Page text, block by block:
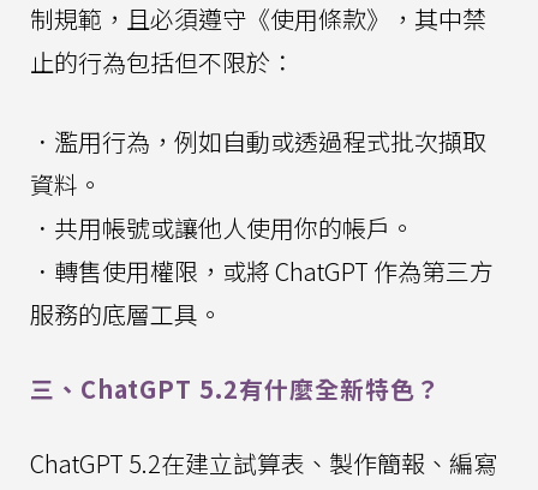
制規範，且必須遵守《使用條款》，其中禁
止的行為包括但不限於：
．濫用行為，例如自動或透過程式批次擷取
資料。
．共用帳號或讓他人使用你的帳戶。
．轉售使用權限，或將 ChatGPT 作為第三方
服務的底層工具。
三、ChatGPT 5.2有什麼全新特色？
ChatGPT 5.2在建立試算表、製作簡報、編寫